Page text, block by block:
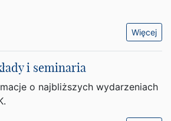
Więcej
i seminaria
o najbliższych wydarzeniach